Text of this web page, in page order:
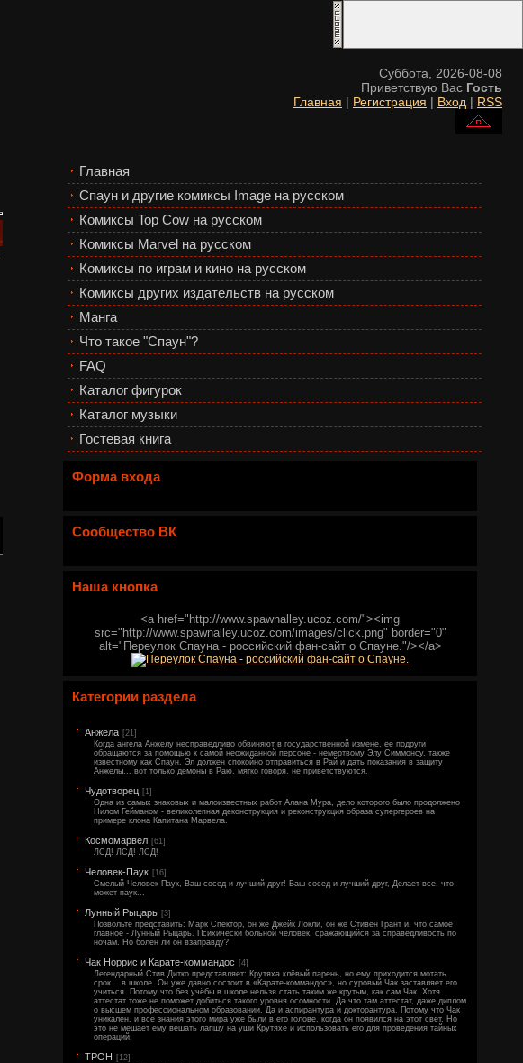
Суббота, 2026-08-08
Приветствую Вас Гость
Главная | Регистрация | Вход | RSS
Главная
Спаун и другие комиксы Image на русском
Комиксы Top Cow на русском
Комиксы Marvel на русском
Комиксы по играм и кино на русском
Комиксы других издательств на русском
Манга
Что такое "Спаун"?
FAQ
Каталог фигурок
Каталог музыки
Гостевая книга
Форма входа
Сообщество ВК
Наша кнопка
<a href="http://www.spawnalley.ucoz.com/"><img
src="http://www.spawnalley.ucoz.com/images/click.png" border="0"
alt="Переулок Спауна - российский фан-сайт о Спауне."/></a>
Категории раздела
Анжела [21]
Когда ангела Анжелу несправедливо обвиняют в государственной измене, ее подруги
обращаются за помощью к самой неожиданной персоне - немертвому Элу Симмонсу, также
известному как Спаун. Эл должен спокойно отправиться в Рай и дать показания в защиту
Анжелы... вот только демоны в Раю, мягко говоря, не приветствуются.
Чудотворец [1]
Одна из самых знаковых и малоизвестных работ Алана Мура, дело которого было продолжено
Нилом Гейманом - великолепная деконструкция и реконструкция образа супергероев на
примере клона Капитана Марвела.
Космомарвел [61]
ЛСД! ЛСД! ЛСД!
Человек-Паук [16]
Смелый Человек-Паук, Ваш сосед и лучший друг! Ваш сосед и лучший друг, Делает все, что
может паук...
Лунный Рыцарь [3]
Позвольте представить: Марк Спектор, он же Джейк Локли, он же Стивен Грант и, что самое
главное - Лунный Рыцарь. Психически больной человек, сражающийся за справедливость по
ночам. Но болен ли он взаправду?
Чак Норрис и Карате-коммандос [4]
Легендарный Стив Дитко представляет: Крутяха клёвый парень, но ему приходится мотать
срок... в школе. Он уже давно состоит в «Карате-коммандос», но суровый Чак заставляет его
учиться. Потому что без учёбы в школе нельзя стать таким же крутым, как сам Чак. Хотя
аттестат тоже не поможет добиться такого уровня осомности. Да что там аттестат, даже диплом
о высшем профессиональном образовании. Да и аспирантура и докторантура. Потому что Чак
уникален, и все знания этого мира уже были в его голове, когда он появился на этот свет. Но
это не мешает ему вешать лапшу на уши Крутяхе и использовать его для проведения тайных
операций.
ТРОН [12]